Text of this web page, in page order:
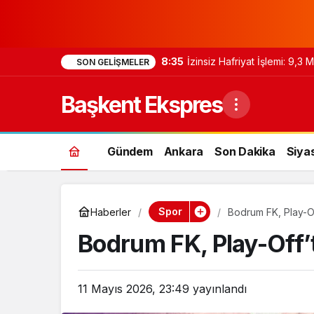
SON GELIŞMELER 8:35 İzinsiz Hafriyat İşlemi: 9,3
Başkent Ekspres
Gündem Ankara Son Dakika
Haberler Spor Bodrum FK, Play-
Bodrum FK, Play-
11 Mayıs 2026, 23:49 yayınlandı